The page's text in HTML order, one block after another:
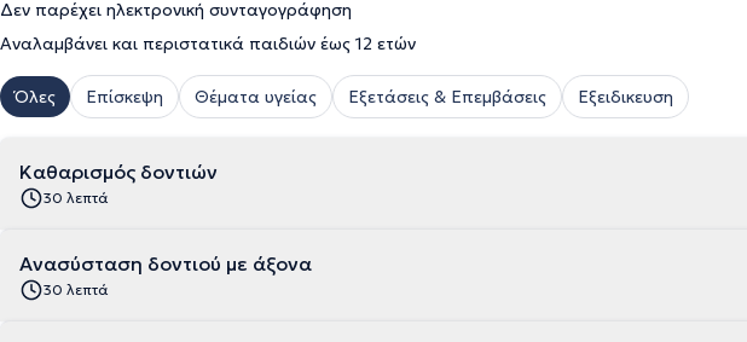
Δεν παρέχει ηλεκτρονική συνταγογράφηση
Αναλαμβάνει και περιστατικά παιδιών έως 12 ετών
Όλες Επίσκεψη Θέματα υγείας Εξετάσεις & Επεμβάσεις Εξειδικευση
Καθαρισμός δοντιών
30 λεπτά
Ανασύσταση δοντιού με άξονα
30 λεπτά